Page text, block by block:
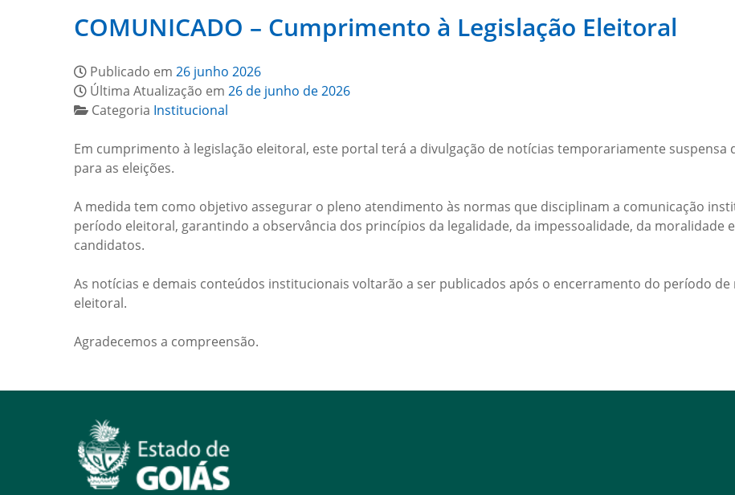
COMUNICADO – Cumprimento à Legislação Eleitoral
Publicado em 26 junho 2026
Última Atualização em 26 de junho de 2026
Categoria Institucional
Em cumprimento à legislação eleitoral, este portal terá a divulgação de notícias temporariamente
para as eleições.
A medida tem como objetivo assegurar o pleno atendimento às normas que disciplinam a comunicação
período eleitoral, garantindo a observância dos princípios da legalidade, da impessoalidade, da moralidade
candidatos.
As notícias e demais conteúdos institucionais voltarão a ser publicados após o encerramento do período
eleitoral.
Agradecemos a compreensão.